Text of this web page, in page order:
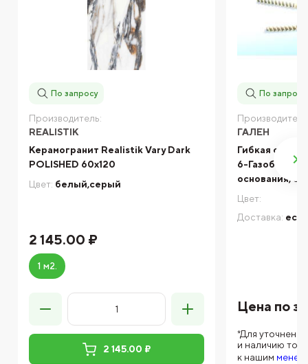
По запросу
Производитель:
REALISTIK
Керамогранит Realistik Vary Dark
POLISHED 60x120
Цвет: белый,серый
2 145.00 ₽
1 м2.
2 145.00 ₽
По запросу
ГАЛЕН
Гибкая
6-Газобетон
основания,
Цвет:
Доставка: есть
Цена по
*Для
и наличию
к нашим